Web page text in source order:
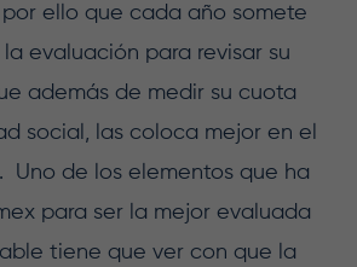
por ello que cada año somete
evaluación para revisar su
además de medir su cuota
social, las coloca mejor en el
Uno de los elementos que ha
para ser la mejor evaluada
tiene que ver con que la